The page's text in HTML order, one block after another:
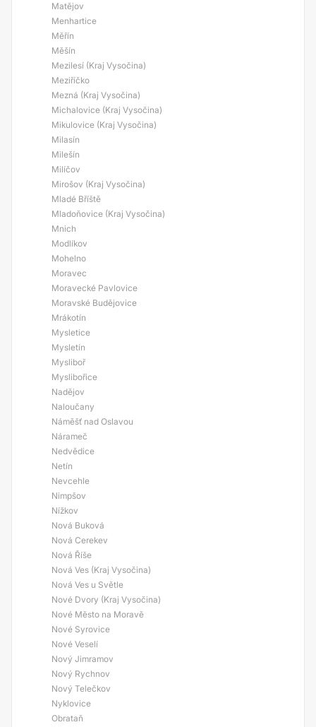
Matějov
Menhartice
Měřín
Měšín
Mezilesí (Kraj Vysočina)
Meziříčko
Mezná (Kraj Vysočina)
Michalovice (Kraj Vysočina)
Mikulovice (Kraj Vysočina)
Milasín
Milešín
Milíčov
Mirošov (Kraj Vysočina)
Mladé Bříště
Mladoňovice (Kraj Vysočina)
Mnich
Modlíkov
Mohelno
Moravec
Moravecké Pavlovice
Moravské Budějovice
Mrákotín
Mysletice
Mysletín
Mysliboř
Myslibořice
Nadějov
Naloučany
Náměšť nad Oslavou
Nárameč
Nedvědice
Netín
Nevcehle
Nimpšov
Nížkov
Nová Buková
Nová Cerekev
Nová Říše
Nová Ves (Kraj Vysočina)
Nová Ves u Světle
Nové Dvory (Kraj Vysočina)
Nové Město na Moravě
Nové Syrovice
Nové Veselí
Nový Jimramov
Nový Rychnov
Nový Telečkov
Nyklovice
Obrataň